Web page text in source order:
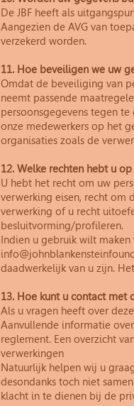
De JBF heeft als
Aangezien de AVG van
verzekerd worden.
11. Hoe beveiligen we uw
Omdat de beveiliging van
neemt passende
persoonsgegevens tegen
onze medewerkers op het
organisaties zoals de
12. Welke rechten hebt u
U hebt het recht om uw
verwerking eisen, recht om
verwerking of u recht
besluitvorming/profileren.
Indien u gebruik wilt maken
daadwerkelijk van u zijn.
13. Hoe kunt u contact met
Als u vragen heeft over
Aanvullende informatie
reglement. Een overzicht
verwerkingen
Natuurlijk helpen wij u
desondanks toch niet
klacht in te dienen bij de